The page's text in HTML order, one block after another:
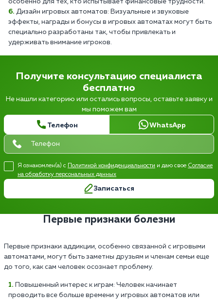
особенно для тех, кто испытывает финансовые трудности.
Дизайн игровых автоматов: Визуальные и звуковые
эффекты, награды и бонусы в игровых автоматах могут быть
специально разработаны так, чтобы привлекать и
удерживать внимание игроков.
Получите консультацию специалиста
бесплатно
Не нашли категорию или остались вопросы, оставьте заявку и
мы поможем вам
Телефон WhatsApp
Я ознакомлен(а) с Политикой конфиденциальности и даю свое Согласие
на обработку персональных данных
Записаться
Первые признаки болезни
Первые признаки аддикции, особенно связанной с игровыми
автоматами, могут быть заметны друзьям и членам семьи еще
до того, как сам человек осознает проблему.
Повышенный интерес к играм: Человек начинает
проводить все больше времени у игровых автоматов или